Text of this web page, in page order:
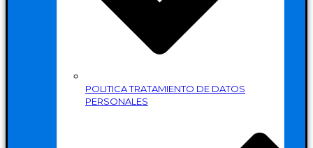
POLITICA TRATAMIENTO DE DATOS
PERSONALES